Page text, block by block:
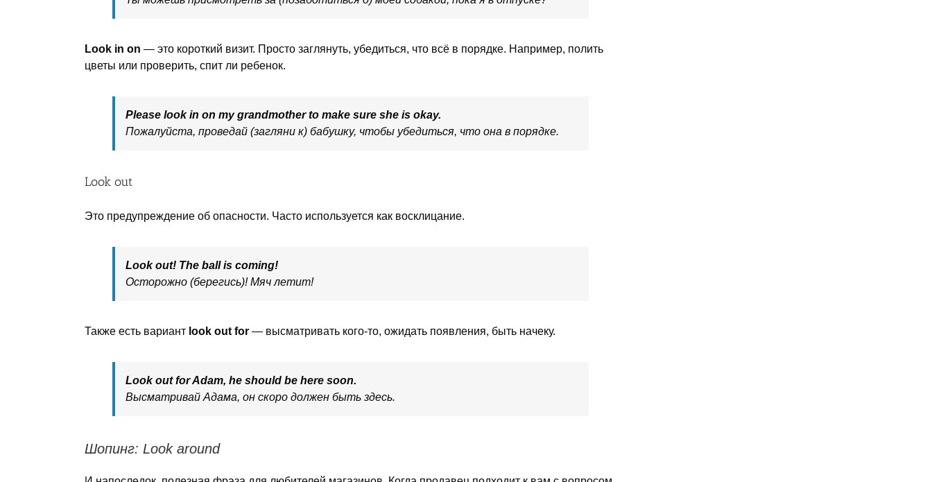
Look in on — это короткий визит. Просто заглянуть, убедиться, что всё в порядке. Например, полить
цветы или проверить, спит ли ребенок.
Please look in on my grandmother to make sure she is okay.
Пожалуйста, проведай (загляни к) бабушку, чтобы убедиться, что она в порядке.
Look out
Это предупреждение об опасности. Часто используется как восклицание.
Look out! The ball is coming!
Осторожно (берегись)! Мяч летит!
Также есть вариант look out for — высматривать кого-то, ожидать появления, быть начеку.
Look out for Adam, he should be here soon.
Высматривай Адама, он скоро должен быть здесь.
Шопинг: Look around